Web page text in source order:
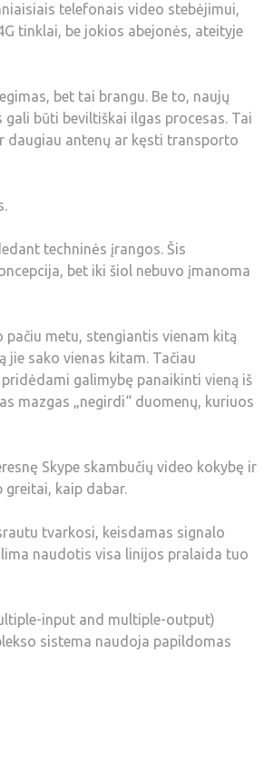
telefonais video stebėjimui,
tinklai, be jokios abejonės, ateityje
bet tai brangu. Be to, naujų
būti beviltiškai ilgas procesas. Tai
daugiau antenų ar kęsti transporto
techninės įrangos. Šis
bet iki šiol nebuvo įmanoma
metu, stengiantis vienam kitą
jie sako vienas kitam. Tačiau
galimybę panaikinti vieną iš
mazgas „negirdi“ duomenų, kuriuos
Skype skambučių video kokybę ir
greitai, kaip dabar.
tvarkosi, keisdamas signalo
naudotis visa linijos pralaida tuo
input and multiple-output)
sistema naudoja papildomas